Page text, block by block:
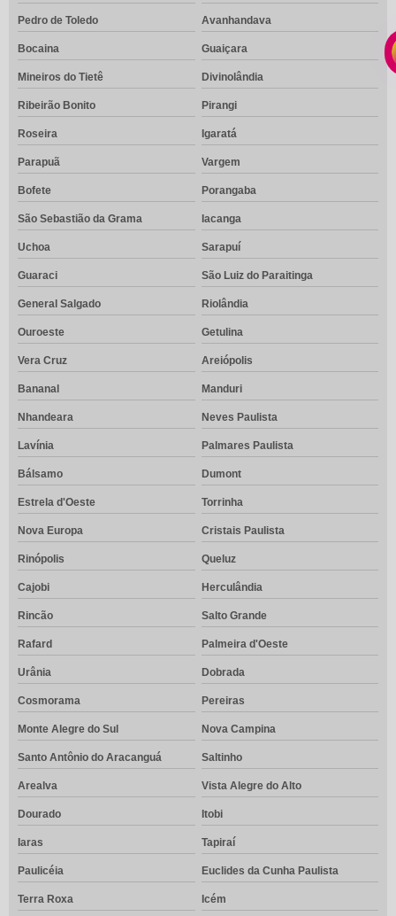
Pedro de Toledo Avanhandava
Bocaina Guaiçara
Mineiros do Tietê Divinolândia
Ribeirão Bonito Pirangi
Roseira Igaratá
Parapuã Vargem
Bofete Porangaba
São Sebastião da Grama Iacanga
Uchoa Sarapuí
Guaraci São Luiz do Paraitinga
General Salgado Riolândia
Ouroeste Getulina
Vera Cruz Areiópolis
Bananal Manduri
Nhandeara Neves Paulista
Lavínia Palmares Paulista
Bálsamo Dumont
Estrela d'Oeste Torrinha
Nova Europa Cristais Paulista
Rinópolis Queluz
Cajobi Herculândia
Rincão Salto Grande
Rafard Palmeira d'Oeste
Urânia Dobrada
Cosmorama Pereiras
Monte Alegre do Sul Nova Campina
Santo Antônio do Aracanguá Saltinho
Arealva Vista Alegre do Alto
Dourado Itobi
Iaras Tapiraí
Paulicéia Euclides da Cunha Paulista
Terra Roxa Icém